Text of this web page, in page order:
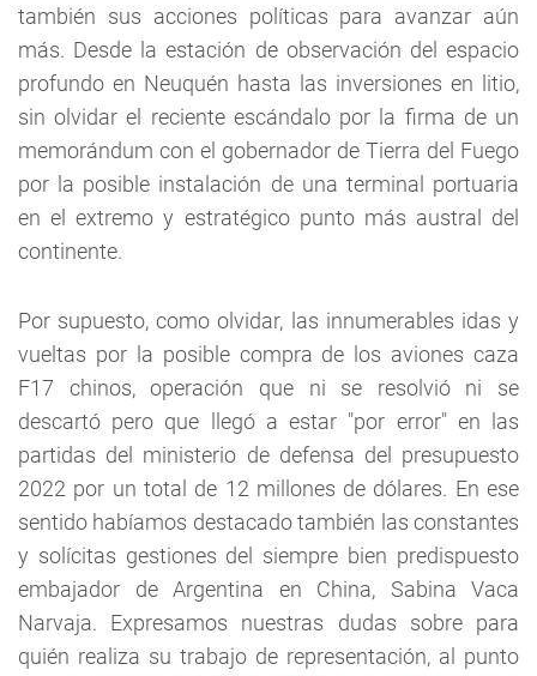
también sus acciones políticas para avanzar aún
más. Desde la estación de observación del espacio
profundo en Neuquén hasta las inversiones en litio,
sin olvidar el reciente escándalo por la firma de un
memorándum con el gobernador de Tierra del Fuego
por la posible instalación de una terminal portuaria
en el extremo y estratégico punto más austral del
continente.
Por supuesto, como olvidar, las innumerables idas y
vueltas por la posible compra de los aviones caza
F17 chinos, operación que ni se resolvió ni se
descartó pero que llegó a estar "por error" en las
partidas del ministerio de defensa del presupuesto
2022 por un total de 12 millones de dólares. En ese
sentido habíamos destacado también las constantes
y solícitas gestiones del siempre bien predispuesto
embajador de Argentina en China, Sabina Vaca
Narvaja. Expresamos nuestras dudas sobre para
quién realiza su trabajo de representación, al punto